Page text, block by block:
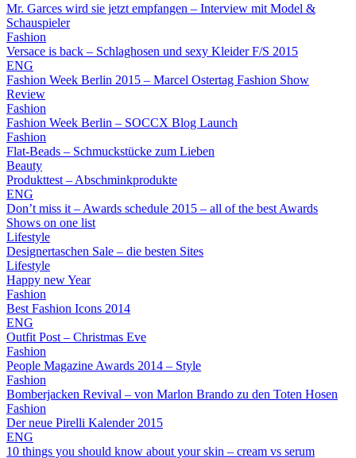
Mr. Garces wird sie jetzt empfangen – Interview mit Model &
Schauspieler
Fashion
Versace is back – Schlaghosen und sexy Kleider F/S 2015
ENG
Fashion Week Berlin 2015 – Marcel Ostertag Fashion Show
Review
Fashion
Fashion Week Berlin – SOCCX Blog Launch
Fashion
Flat-Beads – Schmuckstücke zum Lieben
Beauty
Produkttest – Abschminkprodukte
ENG
Don’t miss it – Awards schedule 2015 – all of the best Awards
Shows on one list
Lifestyle
Designertaschen Sale – die besten Sites
Lifestyle
Happy new Year
Fashion
Best Fashion Icons 2014
ENG
Outfit Post – Christmas Eve
Fashion
People Magazine Awards 2014 – Style
Fashion
Bomberjacken Revival – von Marlon Brando zu den Toten Hosen
Fashion
Der neue Pirelli Kalender 2015
ENG
10 things you should know about your skin – cream vs serum